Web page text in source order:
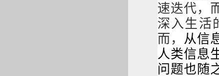
速迭代，
深入生活
而， 从信
人类信息
问题也 随